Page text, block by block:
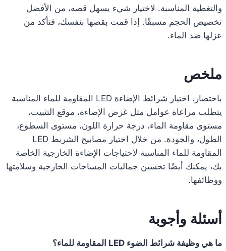
والتغطية المناسبة. لاختيار شيء يسهل قصه، من الأفضل
تخصيص الحجم مسبقًا. إذا قمت بقصها بنفسك، فتأكد من
عزلها ضد الماء.
ملخص
باختصار، اختيار شرائط الإضاءة LED المقاومة للماء المناسبة
يتطلب مراعاة عوامل مثل غرض الإضاءة، موقع التثبيت،
مستوى مقاومة الماء، درجة حرارة اللون، مستوى السطوع،
الطول، والجودة. من خلال اختيار مصابيح الشريط LED
المقاومة للماء المناسبة لاحتياجات الإضاءة الخارجية الخاصة
بك، يمكنك أيضًا تحسين جماليات المساحات الخارجية وسلامتها
ووظائفها.
أسئلة وأجوبة
ما هي وظيفة شرائط الضوء LED المقاومة للماء؟